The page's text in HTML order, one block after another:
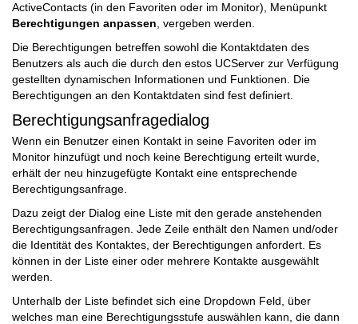
ActiveContacts (in den Favoriten oder im Monitor), Menüpunkt
Berechtigungen anpassen , vergeben werden.
Die Berechtigungen betreffen sowohl die Kontaktdaten des
Benutzers als auch die durch den estos UCServer zur Verfügung
gestellten dynamischen Informationen und Funktionen. Die
Berechtigungen an den Kontaktdaten sind fest definiert.
Berechtigungsanfragedialog
Wenn ein Benutzer einen Kontakt in seine Favoriten oder im
Monitor hinzufügt und noch keine Berechtigung erteilt wurde,
erhält der neu hinzugefügte Kontakt eine entsprechende
Berechtigungsanfrage.
Dazu zeigt der Dialog eine Liste mit den gerade anstehenden
Berechtigungsanfragen. Jede Zeile enthält den Namen und/oder
die Identität des Kontaktes, der Berechtigungen anfordert. Es
können in der Liste einer oder mehrere Kontakte ausgewählt
werden.
Unterhalb der Liste befindet sich eine Dropdown Feld, über
welches man eine Berechtigungsstufe auswählen kann, die dann